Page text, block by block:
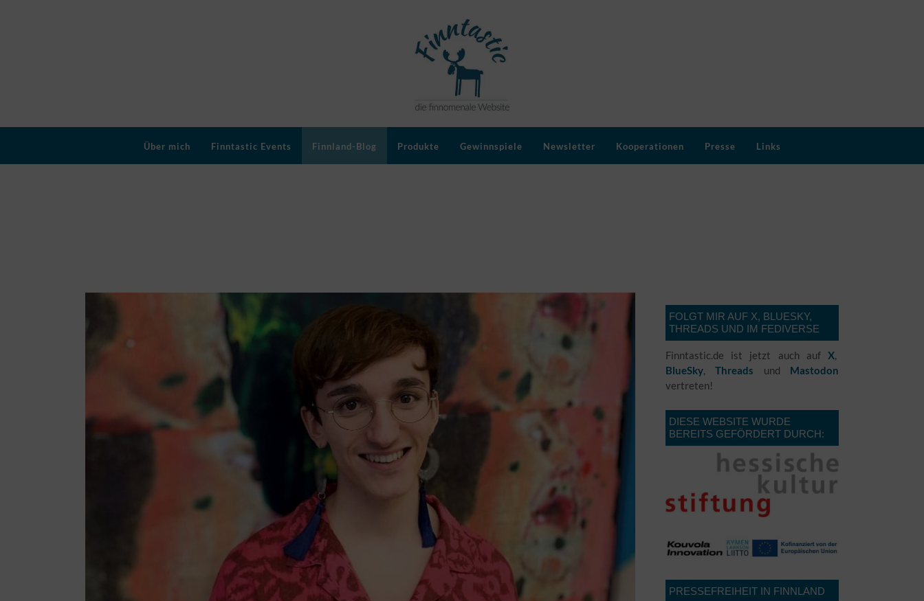
Über mich Finntastic Events Finnland-Blog Produkte Gewinnspiele Newsletter Kooperationen Presse Links
FOLGT MIR AUF X, BLUESKY,
THREADS UND IM FEDIVERSE
Finntastic.de ist jetzt auch auf X,
BlueSky,Threads und Mastodon
vertreten!
DIESE WEBSITE WURDE
BEREITS GEFÖRDERT DURCH:
PRESSEFREIHEIT IN FINNLAND